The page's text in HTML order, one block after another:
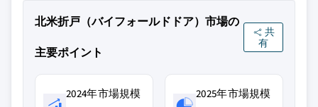
北米折戸（バイフォールドドア）市場の
主要ポイント
共
有
2024年市場規模 2025年市場規模